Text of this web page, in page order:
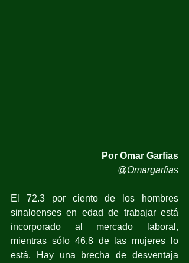
Por Omar Garfias
@Omargarfias
El 72.3 por ciento de los hombres
sinaloenses en edad de trabajar está
incorporado al mercado laboral,
mientras sólo 46.8 de las mujeres lo
está. Hay una brecha de desventaja